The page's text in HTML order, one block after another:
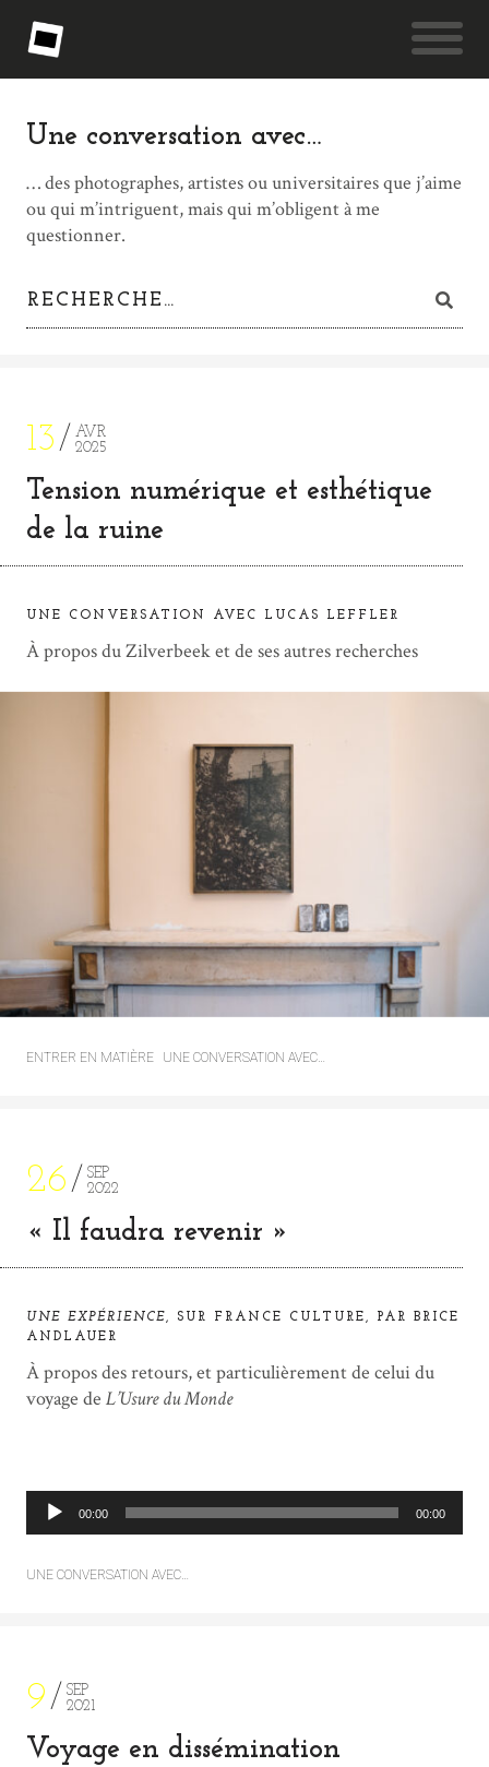
Une conversation avec…
… des photographes, artistes ou universitaires que j’aime
ou qui m’intriguent, mais qui m’obligent à me
questionner.
13
AVR
2025
Tension numérique et esthétique
de la ruine
UNE CONVERSATION AVEC LUCAS LEFFLER
À propos du Zilverbeek et de ses autres recherches
ENTRER EN MATIÈRE UNE CONVERSATION AVEC…
26
SEP
2022
« Il faudra revenir »
UNE EXPÉRIENCE, SUR FRANCE CULTURE, PAR BRICE
ANDLAUER
À propos des retours, et particulièrement de celui du
voyage de L’Usure du Monde
e
t
a
u
d
00:00 00:00
UNE CONVERSATION AVEC…
9
SEP
2021
Voyage en dissémination